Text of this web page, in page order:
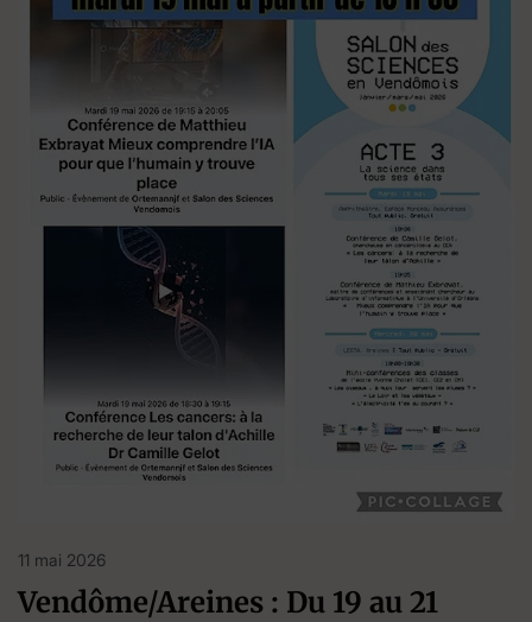
11 mai 2026
Vendôme/Areines : Du 19 au 21